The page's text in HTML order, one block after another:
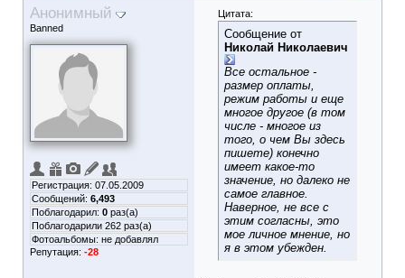
Анонимный
Banned
Регистрация: 07.05.2009
Сообщений: 6,493
Поблагодарил: 0 раз(а)
Поблагодарили 262 раз(а)
Фотоальбомы: не добавлял
Репутация: -28
Цитата:
Сообщение от
Николай Николаевич
Все остальное -
размер оплаты,
режим работы и еще
многое другое (в том
числе - многое из
того, о чем Вы здесь
пишете) конечно
имеет какое-то
значение, но далеко не
самое главное.
Наверное, не все с
этим согласны, это
мое личное мнение, но
я в этом убежден.